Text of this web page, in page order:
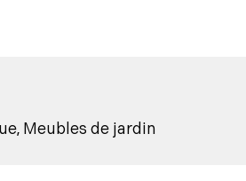
, Meubles de jardin